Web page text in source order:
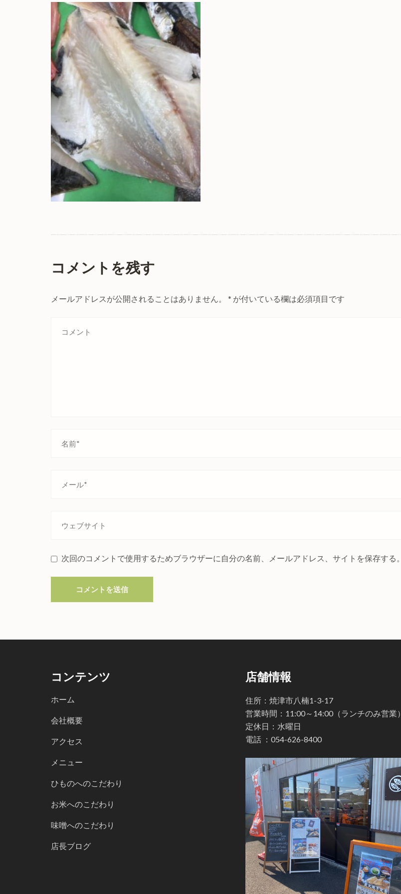
コメントを残す
メールアドレスが公開されることはありません。 * が付いている欄は必須項目です
次回のコメントで使用するためブラウザーに自分の名前、メールアドレス、サイトを保存する。
コンテンツ
ホーム
会社概要
アクセス
メニュー
ひものへのこだわり
お米へのこだわり
味噌へのこだわり
店長ブログ
店舗情報
住所：焼津市八楠1-3-17
営業時間：11:00～14:00（ランチのみ営業）
定休日：水曜日
電話 ： 054-626-8400